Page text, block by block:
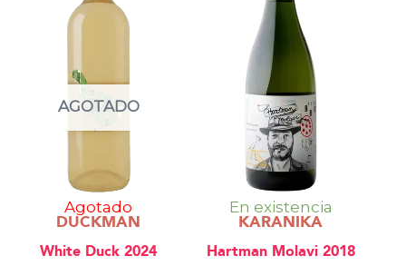
AGOTADO
Agotado
DUCKMAN
White Duck 2024
En existencia
KARANIKA
Hartman Molavi 2018